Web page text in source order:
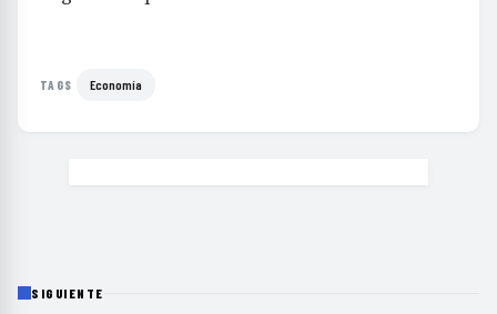
TAGS Economía
SIGUIENTE